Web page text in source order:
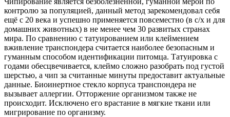
контролю за популяцией, данный метод зарекомендовал себя
ещё с 20 века и успешно применяется повсеместно (в с/х и для
домашних животных) в не менее чем 30 развитых странах
мира. По сравнению с татуированием или клеймением
вживление транспондера считается наиболее безопасным и
гуманным способом идентификации питомца. Татуировка с
годами обесцвечивается, клеймо сложно разобрать под густой
шерстью, а чип за считанные минуты предоставит актуальные
данные. Биоинертное стекло корпуса транспондера не
вызывает аллергии. Отторжение организмом также не
происходит. Исключено его врастание в мягкие ткани или
мигрирование по организму.